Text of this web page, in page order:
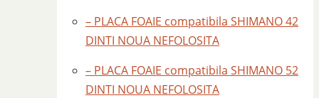
– PLACA FOAIE compatibila SHIMANO 42
DINTI NOUA NEFOLOSITA
– PLACA FOAIE compatibila SHIMANO 52
DINTI NOUA NEFOLOSITA